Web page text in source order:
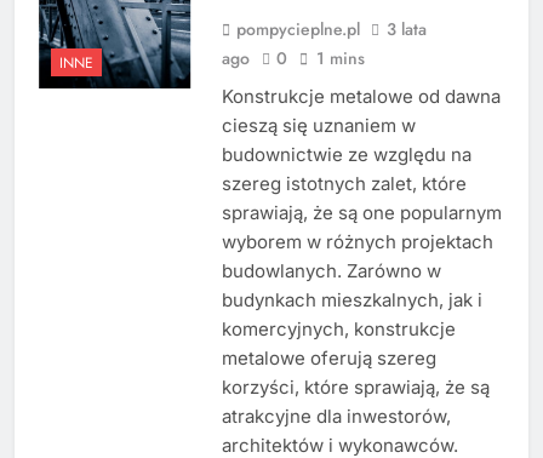
INNE
pompycieplne.pl
3 lata
ago
0 1 mins
Konstrukcje metalowe od dawna
cieszą się uznaniem w
budownictwie ze względu na
szereg istotnych zalet, które
sprawiają, że są one popularnym
wyborem w różnych projektach
budowlanych. Zarówno w
budynkach mieszkalnych, jak i
komercyjnych, konstrukcje
metalowe oferują szereg
korzyści, które sprawiają, że są
atrakcyjne dla inwestorów,
architektów i wykonawców.